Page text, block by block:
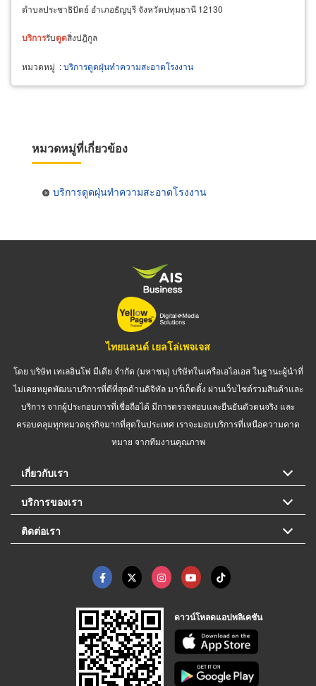
ตำบลประชาธิปัตย์ อำเภอธัญบุรี จังหวัดปทุมธานี 12130
บริการรับดูดสิ่งปฎิกูล
หมวดหมู่ :บริการดูดฝุ่นทำความสะอาดโรงงาน
หมวดหมู่ที่เกี่ยวข้อง
บริการดูดฝุ่นทำความสะอาดโรงงาน
ไทยแลนด์ เยลโล่เพจเจส
โดย บริษัท เทเลอินโฟ มีเดีย จำกัด (มหาชน) บริษัทในเครือเอไอเอส ในฐานะผู้นำที่
ไม่เคยหยุดพัฒนาบริการที่ดีที่สุดด้านดิจิทัล มาร์เก็ตติ้ง ผ่านเว็บไซต์รวมสินค้าและ
บริการ จากผู้ประกอบการที่เชื่อถือได้ มีการตรวจสอบและยืนยันตัวตนจริง และ
ครอบคลุมทุกหมวดธุรกิจมากที่สุดในประเทศ เราจะมอบบริการที่เหนือความคาด
หมาย จากทีมงานคุณภาพ
เกี่ยวกับเรา
บริการของเรา
ติดต่อเรา
ดาวน์โหลดแอปพลิเคชัน